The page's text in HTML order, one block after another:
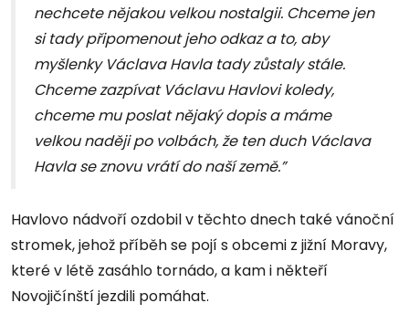
nechcete nějakou velkou nostalgii. Chceme jen
si tady připomenout jeho odkaz a to, aby
myšlenky Václava Havla tady zůstaly stále.
Chceme zazpívat Václavu Havlovi koledy,
chceme mu poslat nějaký dopis a máme
velkou naději po volbách, že ten duch Václava
Havla se znovu vrátí do naší země.”
Havlovo nádvoří ozdobil v těchto dnech také vánoční
stromek, jehož příběh se pojí s obcemi z jižní Moravy,
které v létě zasáhlo tornádo, a kam i někteří
Novojičínští jezdili pomáhat.